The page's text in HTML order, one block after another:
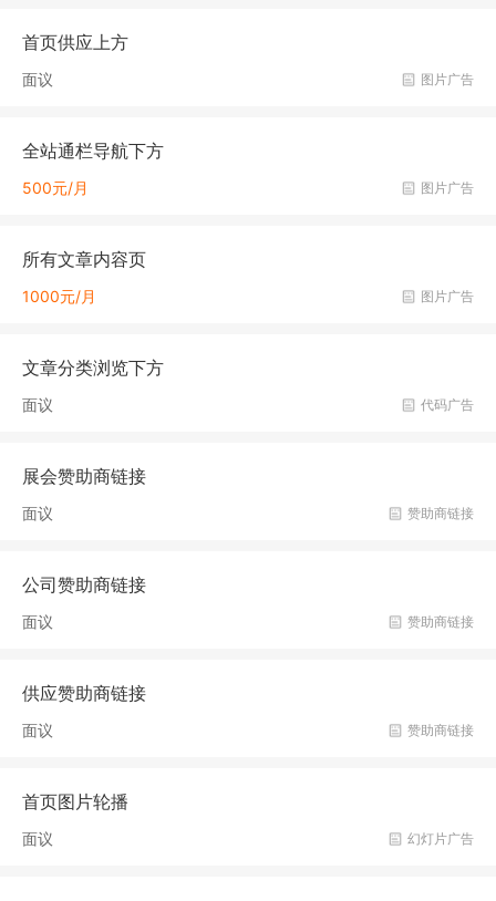
首页供应上方
面议 图片广告
全站通栏导航下方
500元/月 图片广告
所有文章内容页
1000元/月 图片广告
文章分类浏览下方
面议 代码广告
展会赞助商链接
面议 赞助商链接
公司赞助商链接
面议 赞助商链接
供应赞助商链接
面议 赞助商链接
首页图片轮播
面议 幻灯片广告